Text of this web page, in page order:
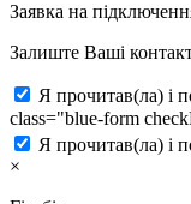
Заявка на
Залиште Ваші
Я прочитав(ла) і
class="blue-form
Я прочитав(ла) і
×